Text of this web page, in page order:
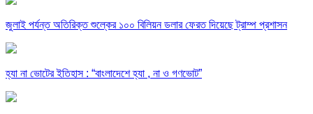
জুলাই পর্যন্ত অতিরিক্ত শুল্কের ১০০ বিলিয়ন ডলার ফেরত দিয়েছে ট্রাম্প প্রশাসন
হ্যা না ভোটের ইতিহাস : “বাংলাদেশে হ্যা , না ও গণভোট”